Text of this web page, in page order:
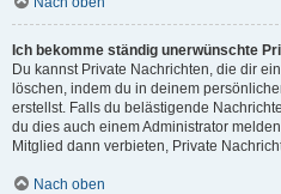
Ich bekomme ständig unerwünschte
Du kannst Private Nachrichten, die dir
löschen, indem du in deinem
erstellst. Falls du belästigende
du dies auch einem Administrator
Mitglied dann verbieten, Private
Nach oben